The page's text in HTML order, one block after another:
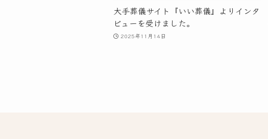
大手葬儀サイト『いい葬儀』よりインタ
ビューを受けました。
2025年11月14日